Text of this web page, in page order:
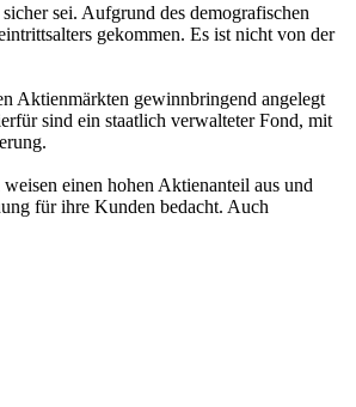
sei. Aufgrund des demografischen
gekommen. Es ist nicht von der
Aktienmärkten gewinnbringend angelegt
sind ein staatlich verwalteter Fond, mit
einen hohen Aktienanteil aus und
für ihre Kunden bedacht. Auch